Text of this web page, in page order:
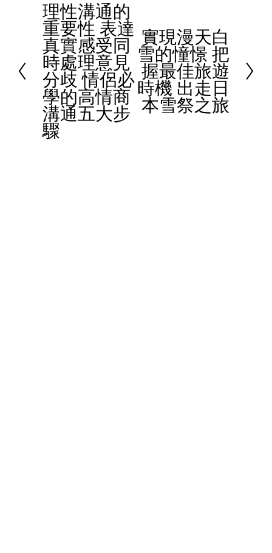
P
r
e
v
i
o
u
s
理性溝通的
重要性 表達
真實感受同
時處理意見
分歧 情侶必
學的高情商
溝通五大步
驟
N
e
實現漫天白
雪的憧憬 把
握最佳旅遊
時機 出走日
本雪祭之旅